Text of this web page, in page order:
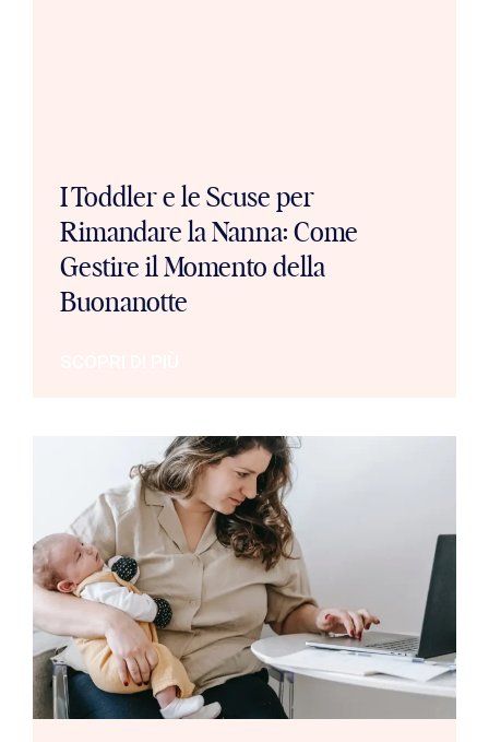
I Toddler e le Scuse per
Rimandare la Nanna: Come
Gestire il Momento della
Buonanotte